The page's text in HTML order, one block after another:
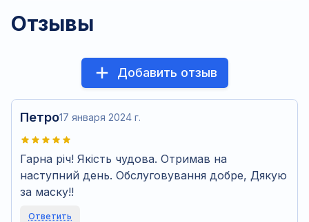
Отзывы
Добавить отзыв
Петро17 января 2024 г.
Гарна річ! Якість чудова. Отримав на
наступний день. Обслуговування добре, Дякую
за маску!!
Ответить